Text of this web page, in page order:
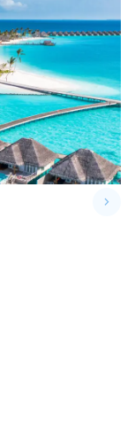
keyboard_arrow_right